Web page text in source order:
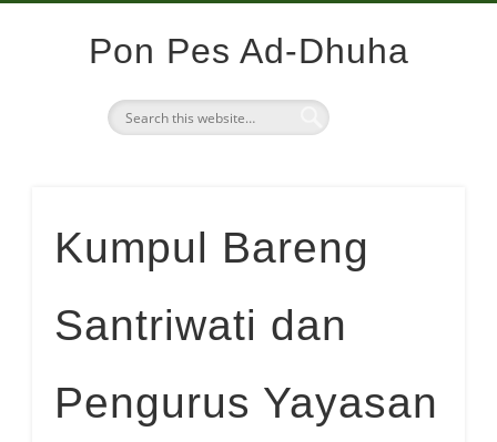
Pon Pes Ad-Dhuha
Kumpul Bareng
Santriwati dan
Pengurus Yayasan